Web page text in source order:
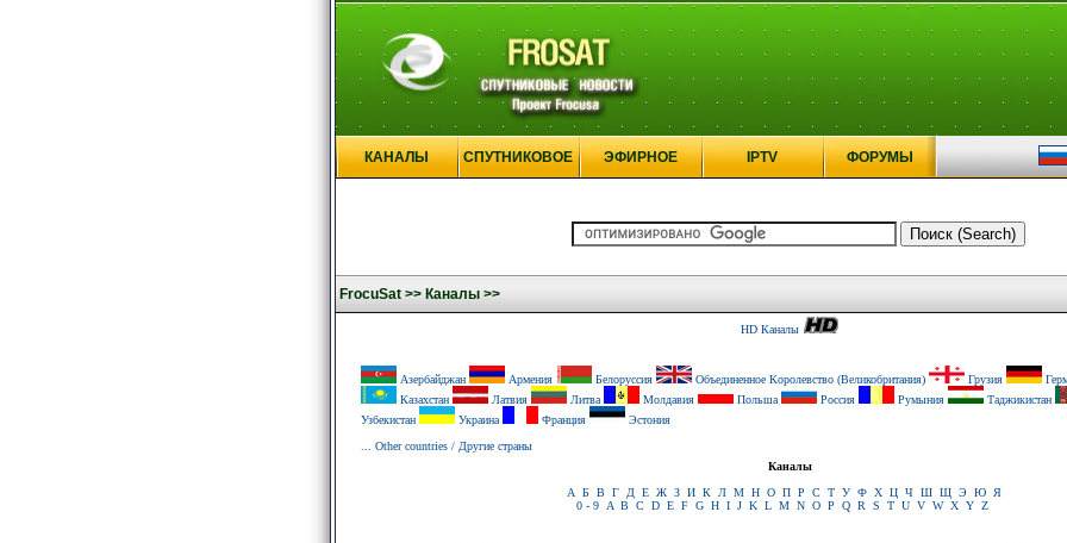
КАНАЛЫ СПУТНИКОВОЕ ЭФИРНОЕ IPTV ФОРУМЫ
FrocuSat >> Каналы >>
HD Каналы
Азербайджан Армения Белоруссия Объединенное Королевство (Великобритания) Грузия
Казахстан
Латвия Литва Молдавия Польша Россия Румыния
Таджикистан
Узбекистан
Украина Франция
Эстония
... Other countries / Другие страны
Каналы
А
Б В Г Д Е Ж З И К Л М Н О П Р С Т У Ф Х Ц Ч Ш Щ Э Ю
Я
0 - 9
A B C D E F G H I J K L M N O P Q R S T U V W X Y Z